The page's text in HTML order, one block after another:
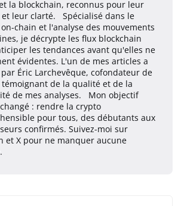
la blockchain, reconnus pour leur
leur clarté. Spécialisé dans le
chain et l'analyse des mouvements
je décrypte les flux blockchain
les tendances avant qu'elles ne
évidentes. L'un de mes articles a
Éric Larchevêque, cofondateur de
témoignant de la qualité et de la
de mes analyses. Mon objectif
: rendre la crypto
pour tous, des débutants aux
confirmés. Suivez-moi sur
et X pour ne manquer aucune